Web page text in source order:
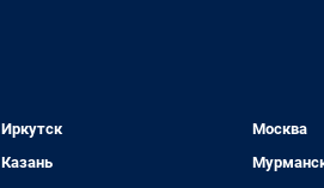
Иркутск
Казань
Москва